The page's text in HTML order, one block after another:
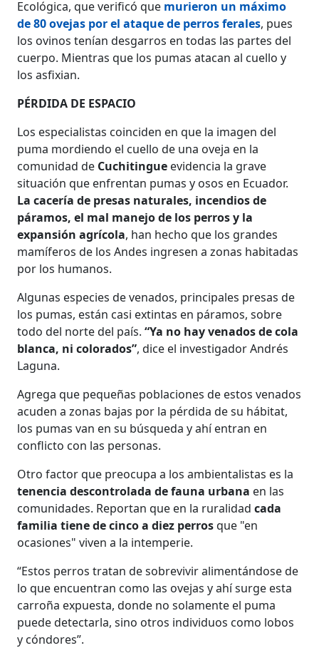
Ecológica, que verificó que murieron un máximo
de 80 ovejas por el ataque de perros ferales, pues
los ovinos tenían desgarros en todas las partes del
cuerpo. Mientras que los pumas atacan al cuello y
los asfixian.
PÉRDIDA DE ESPACIO
Los especialistas coinciden en que la imagen del
puma mordiendo el cuello de una oveja en la
comunidad de Cuchitingue evidencia la grave
situación que enfrentan pumas y osos en Ecuador.
La cacería de presas naturales, incendios de
páramos, el mal manejo de los perros y la
expansión agrícola, han hecho que los grandes
mamíferos de los Andes ingresen a zonas habitadas
por los humanos.
Algunas especies de venados, principales presas de
los pumas, están casi extintas en páramos, sobre
todo del norte del país.“Ya no hay venados de cola
blanca, ni colorados”, dice el investigador Andrés
Laguna.
Agrega que pequeñas poblaciones de estos venados
acuden a zonas bajas por la pérdida de su hábitat,
los pumas van en su búsqueda y ahí entran en
conflicto con las personas.
Otro factor que preocupa a los ambientalistas es la
tenencia descontrolada de fauna urbana en las
comunidades. Reportan que en la ruralidadcada
familia tiene de cinco a diez perrosque "en
ocasiones" viven a la intemperie.
“Estos perros tratan de sobrevivir alimentándose de
lo que encuentran como las ovejas y ahí surge esta
carroña expuesta, donde no solamente el puma
puede detectarla, sino otros individuos como lobos
y cóndores”.